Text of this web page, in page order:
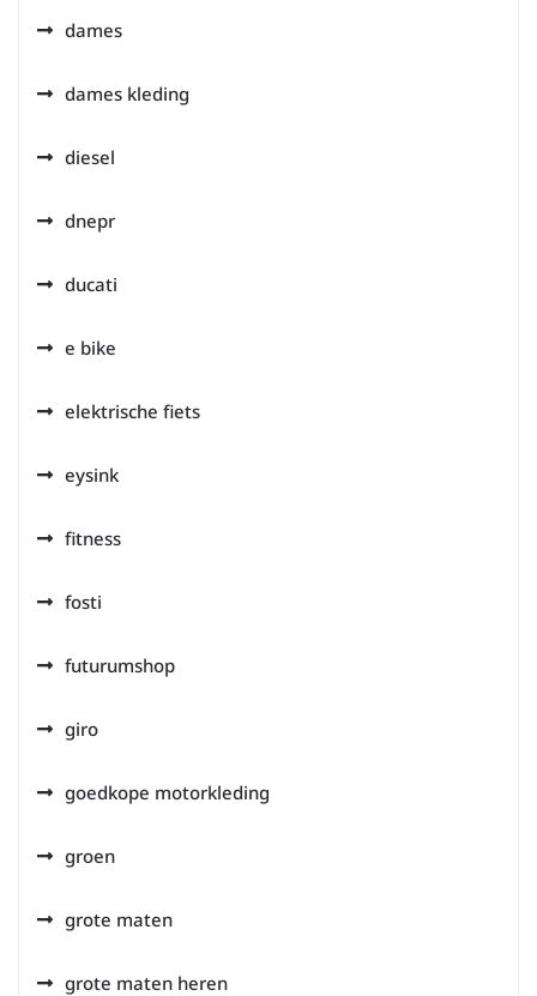
dames
dames kleding
diesel
dnepr
ducati
e bike
elektrische fiets
eysink
fitness
fosti
futurumshop
giro
goedkope motorkleding
groen
grote maten
grote maten heren